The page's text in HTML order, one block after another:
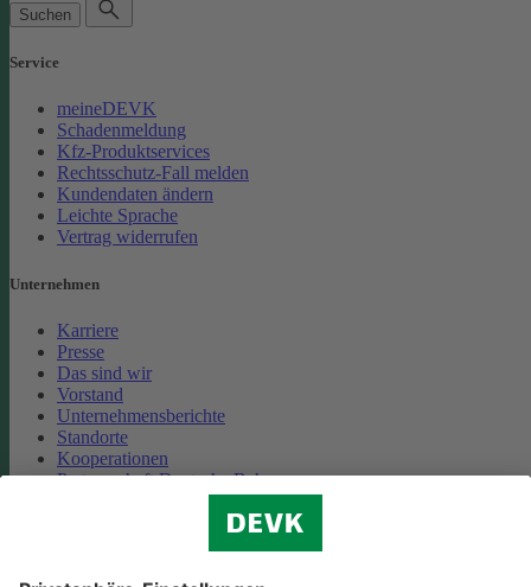
Suchen
Service
meineDEVK
Schadenmeldung
Kfz-Produktservices
Rechtsschutz-Fall melden
Kundendaten ändern
Leichte Sprache
Vertrag widerrufen
Unternehmen
Karriere
Presse
Das sind wir
Vorstand
Unternehmensberichte
Standorte
Kooperationen
Partnerschaft Deutsche Bahn